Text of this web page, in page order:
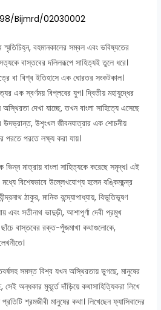
Bijmrd/02030002
স্মৃতিচিহ্ন, বহমানকালের সম্বল এবং ভবিষ্যতের
বাস্তবের দলিলরূপে সাহিত্যই তুলে ধরে।
বা বিশ্ব ইতিহাসে এক ঘোরতর সংকটকাল।
এক স্বর্ণময় বিপ্লবের যুগ। দ্বিতীয় মহাযুদ্ধের
দেখা যাচ্ছে, তখন বাংলা সাহিত্যে এসেছে
উদভ্রান্ত, উশৃংখল জীবনযাত্রার এক শোচনীয়
পরতে পরতে লক্ষ্য করা যায়।
ভিন্ন মাত্রায় বাংলা সাহিত্যকে করেছে সমৃদ্ধ।এই
বিশেষভাবে উল্লেখযোগ্য হলেন বঙ্কিমচন্দ্র
ঠাকুর, মানিক বন্দ্যোপাধ্যায়, বিভূতিভূষণ
এবং সতীনাথ ভাদুড়ী, আশাপূর্ণা দেবী প্রমুখ
ছাঁচে বাস্তবের রক্ত-পুঁজমাখা কথাগুলোকে,
সমস্ত বিশ্ব যখন অস্থিরতায় ভুগছে, মানুষের
সেই অন্ধকার মুহূর্তে দাঁড়িয়ে কথাসাহিত্যিকরা লিখে
শ্রমজীবী মানুষের কথা।লিখেছেন ফ্যাসিবাদের